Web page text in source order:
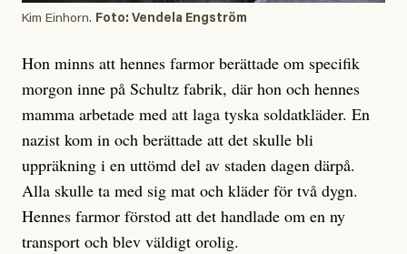
Kim Einhorn. Foto: Vendela Engström
Hon minns att hennes farmor berättade om specifik
morgon inne på Schultz fabrik, där hon och hennes
mamma arbetade med att laga tyska soldatkläder. En
nazist kom in och berättade att det skulle bli
uppräkning i en uttömd del av staden dagen därpå.
Alla skulle ta med sig mat och kläder för två dygn.
Hennes farmor förstod att det handlade om en ny
transport och blev väldigt orolig.